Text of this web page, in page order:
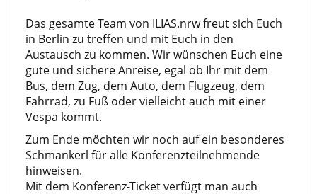
Das gesamte Team von ILIAS.nrwfreut sich Euch
in Berlin zu treffen und mit Euch in den
Austausch zu kommen. Wir wünschen Euch eine
gute und sichere Anreise, egal ob Ihr mit dem
Bus, dem Zug, dem Auto, dem Flugzeug, dem
Fahrrad, zu Fuß oder vielleicht auch mit einer
Vespa kommt.
Zum Ende möchten wir noch auf ein besonderes
Schmankerl für alle Konferenzteilnehmende
hinweisen.
Mit dem Konferenz-Ticket verfügt man auch